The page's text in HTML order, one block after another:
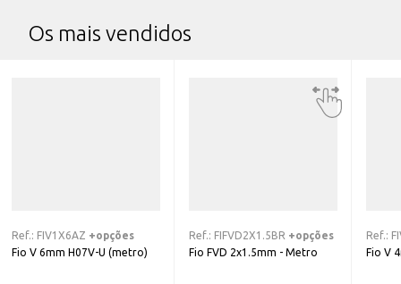
Os mais vendidos
Ref.: FIV1X6AZ +opções
Fio V 6mm H07V-U (metro)
Ref.: FIFVD2X1.5BR +opções
Fio FVD 2x1.5mm - Metro
Ref.:
Fio V